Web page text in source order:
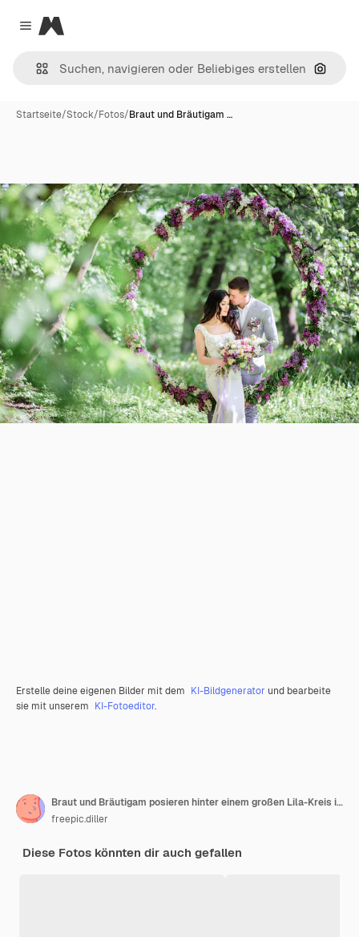
Close menu
Magnific
Nach
Startseite/Stock/Fotos/Braut und Bräutigam …
Erstelle deine eigenen Bilder mit dem KI-Bildgenerator und bearbeite
sie mit unserem KI-Fotoeditor.
Braut und Bräutigam posieren hinter einem großen Lila-Kreis im Garten
freepic.diller
Diese Fotos könnten dir auch gefallen